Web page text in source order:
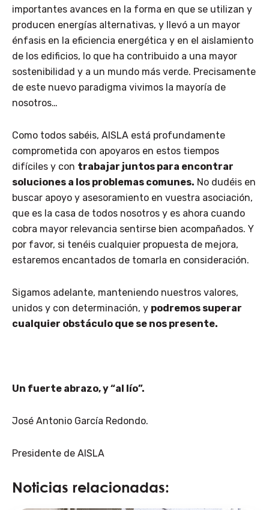
importantes avances en la forma en que se utilizan y
producen energías alternativas, y llevó a un mayor
énfasis en la eficiencia energética y en el aislamiento
de los edificios, lo que ha contribuido a una mayor
sostenibilidad y a un mundo más verde. Precisamente
de este nuevo paradigma vivimos la mayoría de
nosotros…
Como todos sabéis, AISLA está profundamente
comprometida con apoyaros en estos tiempos
difíciles y con trabajar juntos para encontrar
soluciones a los problemas comunes. No dudéis en
buscar apoyo y asesoramiento en vuestra asociación,
que es la casa de todos nosotros y es ahora cuando
cobra mayor relevancia sentirse bien acompañados. Y
por favor, si tenéis cualquier propuesta de mejora,
estaremos encantados de tomarla en consideración.
Sigamos adelante, manteniendo nuestros valores,
unidos y con determinación, y podremos superar
cualquier obstáculo que se nos presente.
Un fuerte abrazo, y “al lío”.
José Antonio García Redondo.
Presidente de AISLA
Noticias relacionadas: